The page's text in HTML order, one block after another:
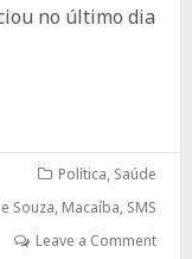
no último dia
Política, Saúde
Souza, Macaíba, SMS
Leave a Comment